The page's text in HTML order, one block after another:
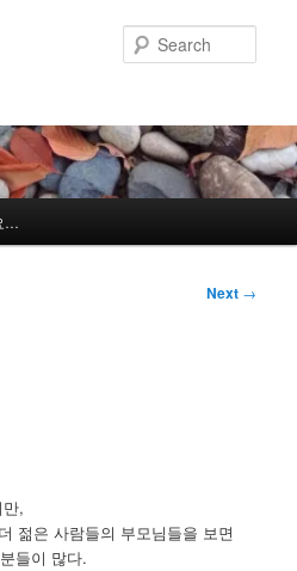
…
Next →
,
젊은 사람들의 부모님들을 보면
들이 많다.